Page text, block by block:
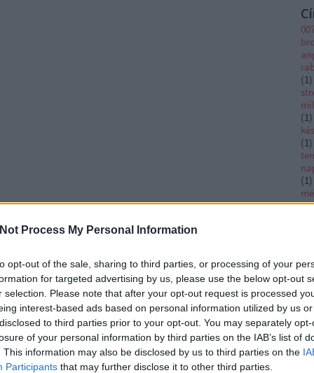
Process My Personal Information
opt-out of the sale, sharing to third parties, or processing of your
for targeted advertising by us, please use the below opt-out
selection. Please note that after your opt-out request is processed
interest-based ads based on personal information utilized by us
to third parties prior to your opt-out. You may separately
of your personal information by third parties on the IAB’s list of
This information may also be disclosed by us to third parties on the
Participants that may further disclose it to other third parties.
(1)
(1)
(1)
(1)